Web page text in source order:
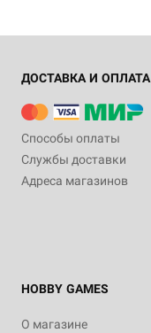
ДОСТАВКА И ОПЛАТА
Способы оплаты
Службы доставки
Адреса магазинов
HOBBY GAMES
О магазине